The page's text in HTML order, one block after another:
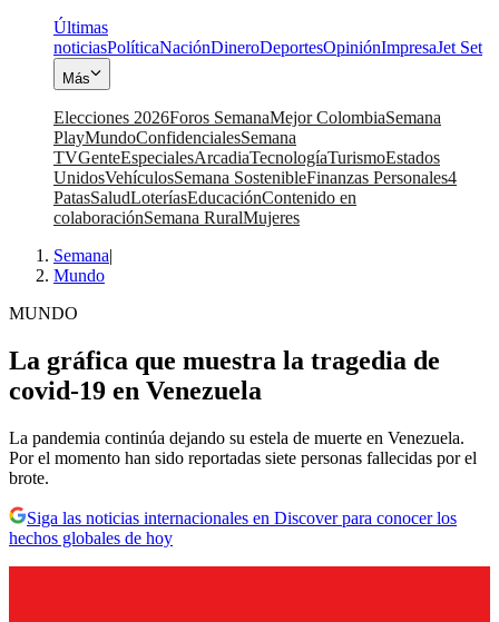
Últimas
noticiasPolíticaNaciónDineroDeportesOpiniónImpresaJet Set
Más
Elecciones 2026Foros SemanaMejor ColombiaSemana
PlayMundoConfidencialesSemana
TVGenteEspecialesArcadiaTecnologíaTurismoEstados
UnidosVehículosSemana SostenibleFinanzas Personales4
PatasSaludLoteríasEducaciónContenido en
colaboraciónSemana RuralMujeres
Semana|
Mundo
MUNDO
La gráfica que muestra la tragedia de
covid-19 en Venezuela
La pandemia continúa dejando su estela de muerte en Venezuela.
Por el momento han sido reportadas siete personas fallecidas por el
brote.
Siga las noticias internacionales en Discover para conocer los
hechos globales de hoy